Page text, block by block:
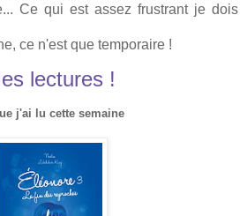
Ce qui est assez frustrant je dois
ce n'est que temporaire !
lectures !
j'ai lu cette semaine